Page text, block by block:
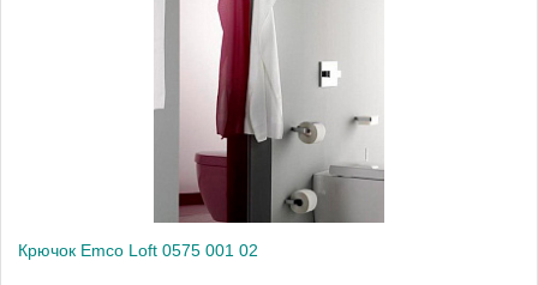
Крючок Emco Loft 0575 001 02